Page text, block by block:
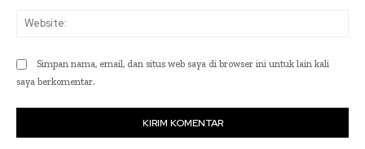
Simpan nama, email, dan situs web saya di browser ini untuk lain kali
saya berkomentar.